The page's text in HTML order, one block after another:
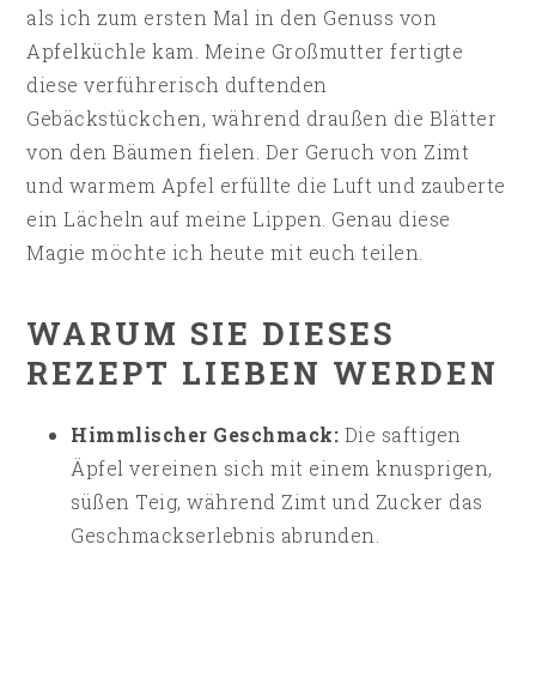
als ich zum ersten Mal in den Genuss von
Apfelküchle kam. Meine Großmutter fertigte
diese verführerisch duftenden
Gebäckstückchen, während draußen die Blätter
von den Bäumen fielen. Der Geruch von Zimt
und warmem Apfel erfüllte die Luft und zauberte
ein Lächeln auf meine Lippen. Genau diese
Magie möchte ich heute mit euch teilen.
WARUM SIE DIESES
REZEPT LIEBEN WERDEN
Himmlischer Geschmack: Die saftigen
Äpfel vereinen sich mit einem knusprigen,
süßen Teig, während Zimt und Zucker das
Geschmackserlebnis abrunden.